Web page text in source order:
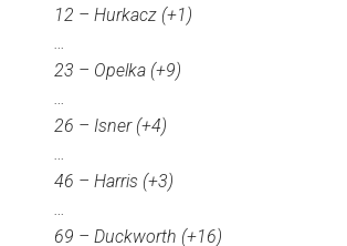
12 – Hurkacz (+1)
…
23 – Opelka (+9)
…
26 – Isner (+4)
…
46 – Harris (+3)
…
69 – Duckworth (+16)